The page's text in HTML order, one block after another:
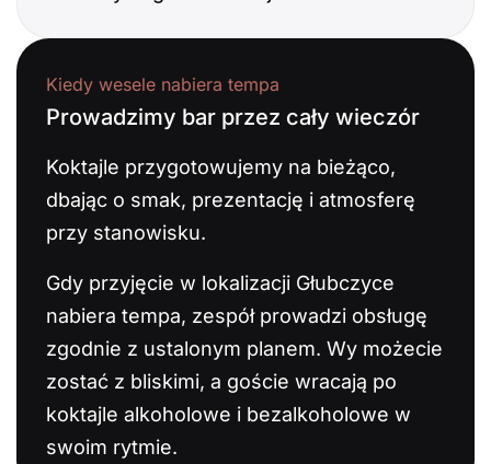
Kiedy wesele nabiera tempa
Prowadzimy bar przez cały wieczór
Koktajle przygotowujemy na bieżąco,
dbając o smak, prezentację i atmosferę
przy stanowisku.
Gdy przyjęcie w lokalizacji Głubczyce
nabiera tempa, zespół prowadzi obsługę
zgodnie z ustalonym planem. Wy możecie
zostać z bliskimi, a goście wracają po
koktajle alkoholowe i bezalkoholowe w
swoim rytmie.